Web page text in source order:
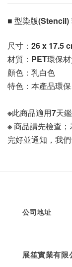
■ 型染版(Stencil)
尺寸：26 x 17.5
材質：PET環保
顏色：乳白色
特色：本產品環保
※此商品適用7天
※ 商品請先檢查
完好並通知，我
公司地址
展笙實業有限